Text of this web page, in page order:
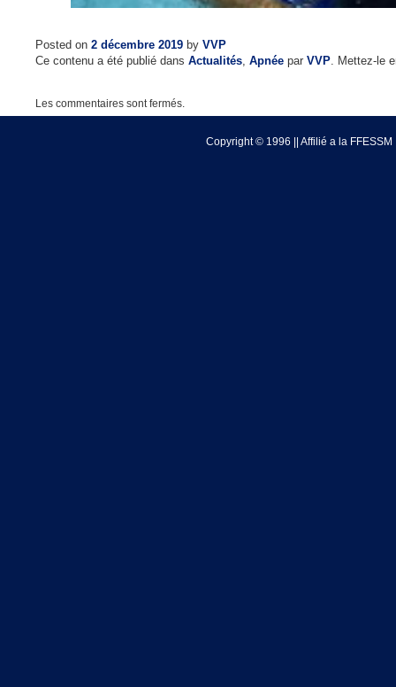
Posted on 2 décembre 2019 by VVP
Ce contenu a été publié dans Actualités, Apnée par VVP. Mettez-le
Les commentaires sont fermés.
Copyright © 1996 || Affilié a la